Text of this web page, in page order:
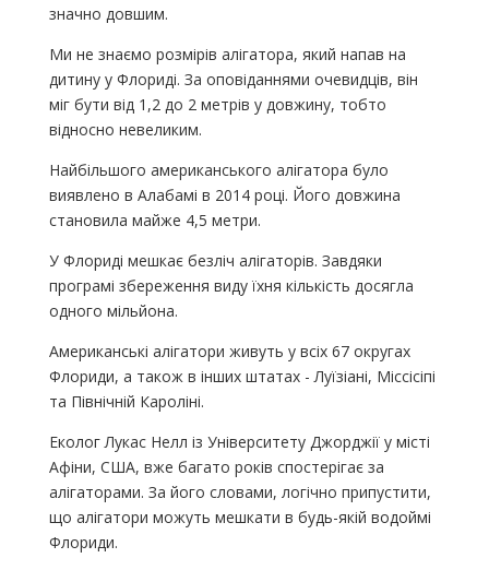
значно довшим.
Ми не знаємо розмірів алігатора, який напав на
дитину у Флориді. За оповіданнями очевидців, він
міг бути від 1,2 до 2 метрів у довжину, тобто
відносно невеликим.
Найбільшого американського алігатора було
виявлено в Алабамі в 2014 році. Його довжина
становила майже 4,5 метри.
У Флориді мешкає безліч алігаторів. Завдяки
програмі збереження виду їхня кількість досягла
одного мільйона.
Американські алігатори живуть у всіх 67 округах
Флориди, а також в інших штатах - Луїзіані, Міссісіпі
та Північній Кароліні.
Еколог Лукас Нелл із Університету Джорджії у місті
Афіни, США, вже багато років спостерігає за
алігаторами. За його словами, логічно припустити,
що алігатори можуть мешкати в будь-якій водоймі
Флориди.